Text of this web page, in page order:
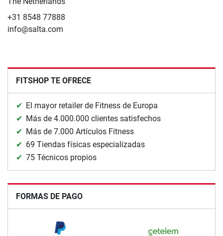
+31 8548 77888
info@salta.com
FITSHOP TE OFRECE
El mayor retailer de Fitness de Europa
Más de 4.000.000 clientes satisfechos
Más de 7.000 Artículos Fitness
69 Tiendas físicas especializadas
75 Técnicos propios
FORMAS DE PAGO